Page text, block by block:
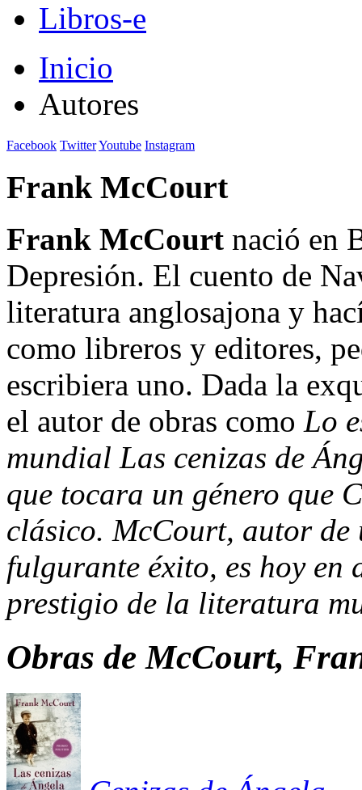
Libros-e
Inicio
Autores
Facebook TwitterYoutube Instagram
Frank McCourt
Frank McCourt nació en
Depresión. El cuento de
literatura anglosajona y
como libreros y editores,
escribiera uno. Dada la
el autor de obras como Lo
mundial Las cenizas de
que tocara un género que
clásico. McCourt, autor
fulgurante éxito, es hoy en
prestigio de la literatura
Obras deMcCourt,